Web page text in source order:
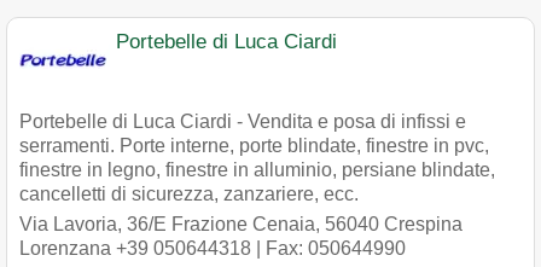
Portebelle di Luca Ciardi
Portebelle di Luca Ciardi - Vendita e posa di infissi e
serramenti. Porte interne, porte blindate, finestre in pvc,
finestre in legno, finestre in alluminio, persiane blindate,
cancelletti di sicurezza, zanzariere, ecc.
Via Lavoria, 36/E Frazione Cenaia, 56040 Crespina
Lorenzana +39 050644318 | Fax: 050644990